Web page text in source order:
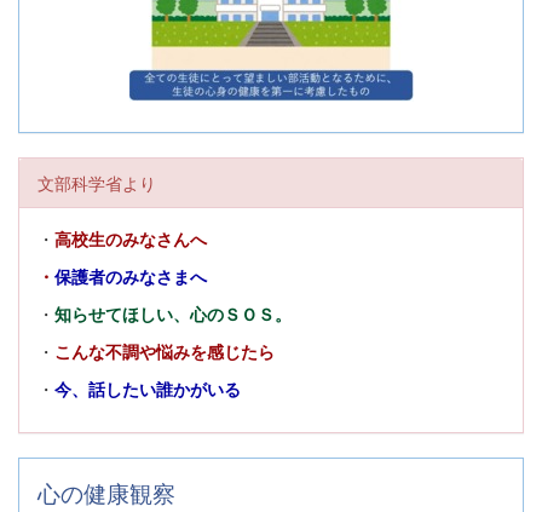
文部科学省より
・ 高校生のみなさんへ
・ 保護者のみなさまへ
・ 知らせてほしい、心のＳＯＳ。
・ こんな不調や悩みを感じたら
・ 今、話したい誰かがいる
心の健康観察